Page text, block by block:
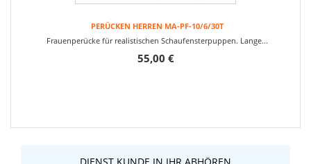
PERÜCKEN HERREN MA-PF-10/6/30T
Frauenperücke für realistischen Schaufensterpuppen. Lange...
55,00 €